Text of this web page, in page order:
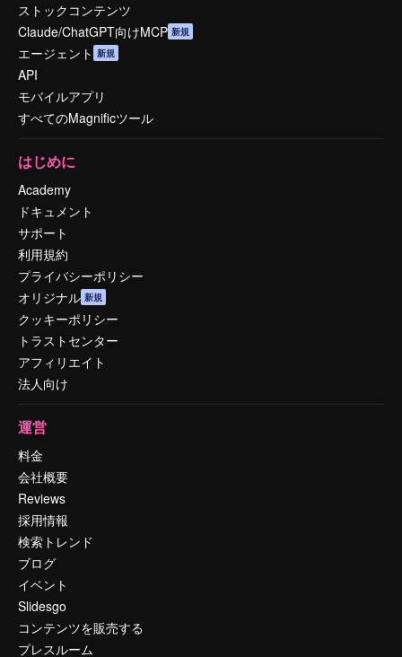
ストックコンテンツ
Claude/ChatGPT向けMCP 新規
エージェント 新規
API
モバイルアプリ
すべてのMagnificツール
はじめに
Academy
ドキュメント
サポート
利用規約
プライバシーポリシー
オリジナル 新規
クッキーポリシー
トラストセンター
アフィリエイト
法人向け
運営
料金
会社概要
Reviews
採用情報
検索トレンド
ブログ
イベント
Slidesgo
コンテンツを販売する
プレスルーム